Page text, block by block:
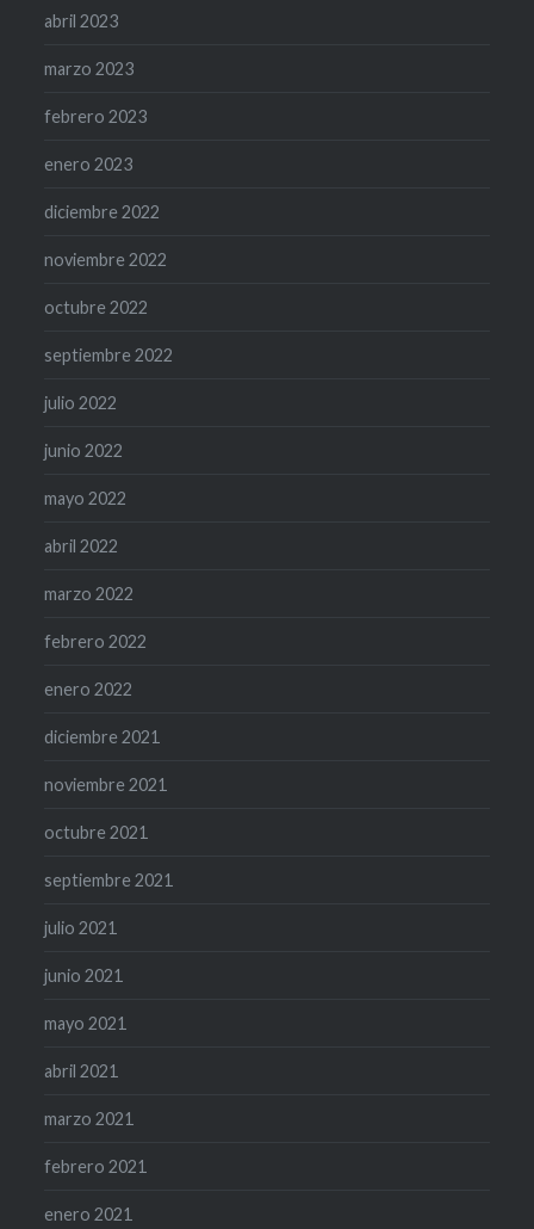
abril 2023
marzo 2023
febrero 2023
enero 2023
diciembre 2022
noviembre 2022
octubre 2022
septiembre 2022
julio 2022
junio 2022
mayo 2022
abril 2022
marzo 2022
febrero 2022
enero 2022
diciembre 2021
noviembre 2021
octubre 2021
septiembre 2021
julio 2021
junio 2021
mayo 2021
abril 2021
marzo 2021
febrero 2021
enero 2021